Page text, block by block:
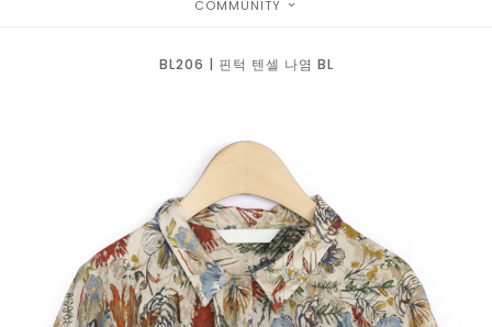
COMMUNITY
BL206 | 핀턱 텐셀 나염 BL